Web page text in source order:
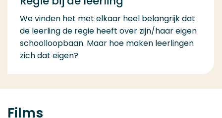
We vinden het met elkaar heel belangrijk dat
de leerling de regie heeft over zijn/haar eigen
schoolloopbaan. Maar hoe maken leerlingen
zich dat eigen?
Films